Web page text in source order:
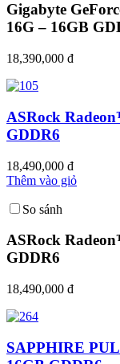
Gigabyte
16G – 16GB
18,390,000 đ
ASRock
GDDR6
18,490,000 đ
Thêm vào giỏ
So sánh
ASRock
GDDR6
18,490,000 đ
SAPPHIRE